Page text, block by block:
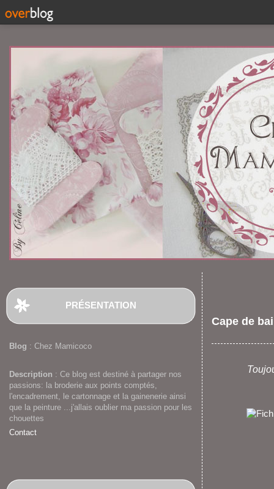
PRÉSENTATION
Blog : Chez Mamicoco
Description : Ce blog est destiné à partager nos
passions: la broderie aux points comptés,
l'encadrement, le cartonnage et la gainenerie ainsi
que la peinture ...j'allais oublier ma passion pour les
chouettes
Contact
Cape de